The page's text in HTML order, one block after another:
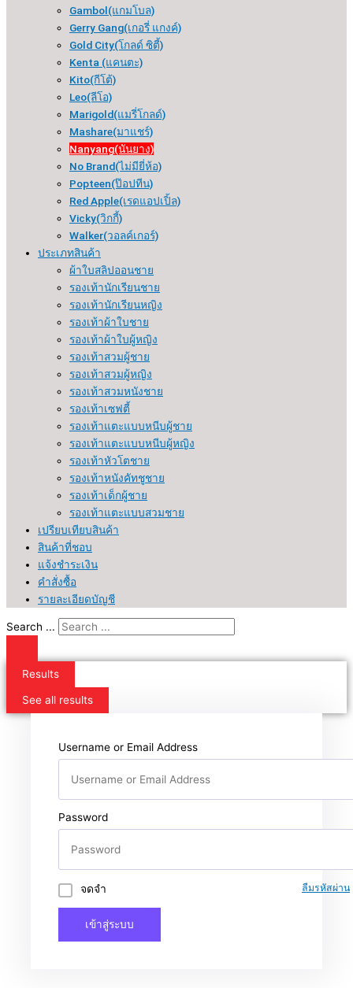
Gambol(แกมโบล)
Gerry Gang(เกอรี่ แกงค์)
Gold City(โกลด์ ซิตี้)
Kenta (แคนตะ)
Kito(กีโต้)
Leo(ลีโอ)
Marigold(แมรี่โกลด์)
Mashare(มาแชร์)
Nanyang(นันยาง)
No Brand(ไม่มียี่ห้อ)
Popteen(ป๊อปทีน)
Red Apple(เรดแอปเปิ้ล)
Vicky(วิกกี้)
Walker(วอลค์เกอร์)
ประเภทสินค้า
ผ้าใบสลิปออนชาย
รองเท้านักเรียนชาย
รองเท้านักเรียนหญิง
รองเท้าผ้าใบชาย
รองเท้าผ้าใบผู้หญิง
รองเท้าสวมผู้ชาย
รองเท้าสวมผู้หญิง
รองเท้าสวมหนังชาย
รองเท้าเซฟตี้
รองเท้าแตะแบบหนีบผู้ชาย
รองเท้าแตะแบบหนีบผู้หญิง
รองเท้าหัวโตชาย
รองเท้าหนังคัทชูชาย
รองเท้าเด็กผู้ชาย
รองเท้าแตะแบบสวมชาย
เปรียบเทียบสินค้า
สินค้าที่ชอบ
แจ้งชำระเงิน
คำสั่งซื้อ
รายละเอียดบัญชี
Search ...
Results
See all results
Username or Email Address
Password
จดจำ ลืมรหัสผ่าน
เข้าสู่ระบบ